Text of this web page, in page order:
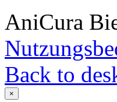
AniCura
Back to
×